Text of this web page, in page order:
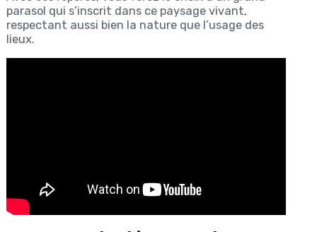
parasol qui s’inscrit dans ce paysage vivant,
respectant aussi bien la nature que l’usage des
lieux.